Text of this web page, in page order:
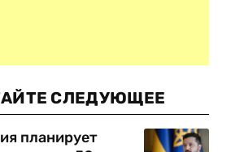
СЛЕДУЮЩЕЕ
планирует